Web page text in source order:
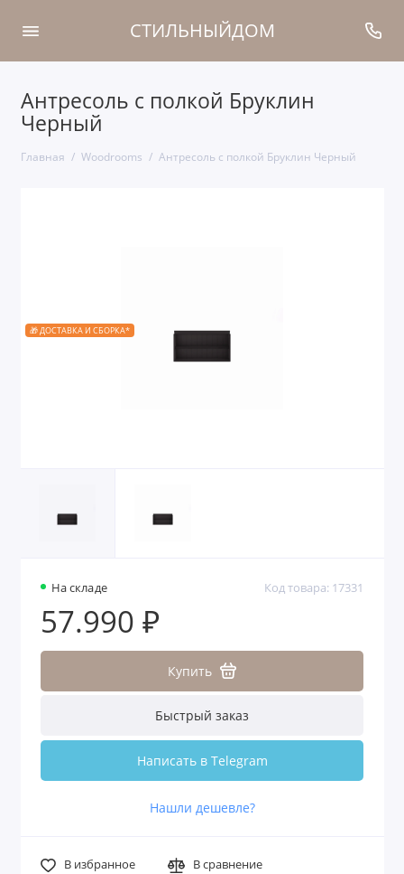
СТИЛЬНЫЙДОМ
Антресоль с полкой Бруклин
Черный
Главная Woodrooms Антресоль с полкой Бруклин Черный
🎁 ДОСТАВКА И СБОРКА*
На складе Код товара: 17331
57.990 ₽
Купить
Быстрый заказ
Написать в Telegram
Нашли дешевле?
В избранное В сравнение